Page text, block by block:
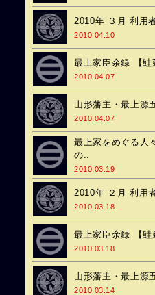
2010年 ３月 利用
2010.04.10
最上家臣余録 【
2010.04.07
山形藩主・最上源
2010.04.07
最上家をめぐる人
の..
2010.03.19
2010年 ２月 利用
2010.03.18
最上家臣余録 【
2010.03.18
山形藩主・最上源
2010.03.14